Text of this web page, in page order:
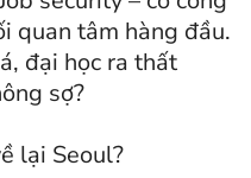
quan tâm hàng đầu.
đại học ra thất
sợ?
lại Seoul?